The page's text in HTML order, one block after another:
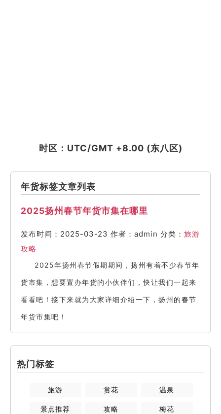
时区：UTC/GMT +8.00 (东八区)
年货标签文章列表
2025扬州春节年货市集在哪里
发布时间：2025-03-23 作者：admin 分类： 旅游
攻略
2025年扬州春节假期期间，扬州有着不少春节年
货市集，想要置办年货的小伙伴们，快让我们一起来
看看吧！接下来就为大家详细介绍一下，扬州的春节
年货市集吧！
热门标签
旅游 赏花 温泉
景点推荐 攻略 梅花